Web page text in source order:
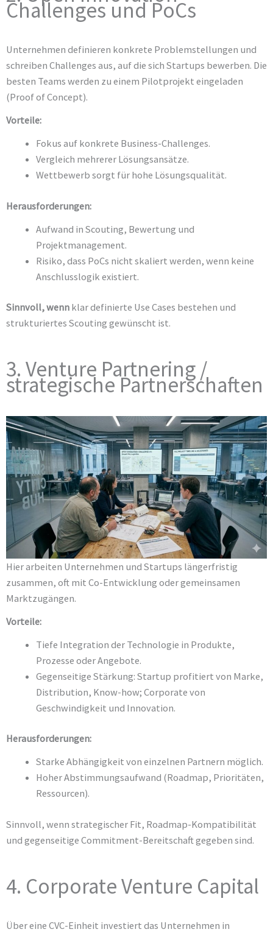
Challenges und PoCs
Unternehmen definieren konkrete Problemstellungen und
schreiben Challenges aus, auf die sich Startups bewerben. Die
besten Teams werden zu einem Pilotprojekt eingeladen
(Proof of Concept).
Vorteile:
Fokus auf konkrete Business-Challenges.
Vergleich mehrerer Lösungsansätze.
Wettbewerb sorgt für hohe Lösungsqualität.
Herausforderungen:
Aufwand in Scouting, Bewertung und
Projektmanagement.
Risiko, dass PoCs nicht skaliert werden, wenn keine
Anschlusslogik existiert.
Sinnvoll, wenn klar definierte Use Cases bestehen und
strukturiertes Scouting gewünscht ist.
3. Venture Partnering /
strategische Partnerschaften
Hier arbeiten Unternehmen und Startups längerfristig
zusammen, oft mit Co-Entwicklung oder gemeinsamen
Marktzugängen.
Vorteile:
Tiefe Integration der Technologie in Produkte,
Prozesse oder Angebote.
Gegenseitige Stärkung: Startup profitiert von Marke,
Distribution, Know-how; Corporate von
Geschwindigkeit und Innovation.
Herausforderungen:
Starke Abhängigkeit von einzelnen Partnern möglich.
Hoher Abstimmungsaufwand (Roadmap, Prioritäten,
Ressourcen).
Sinnvoll, wenn strategischer Fit, Roadmap-Kompatibilität
und gegenseitige Commitment-Bereitschaft gegeben sind.
4. Corporate Venture Capital
Über eine CVC-Einheit investiert das Unternehmen in